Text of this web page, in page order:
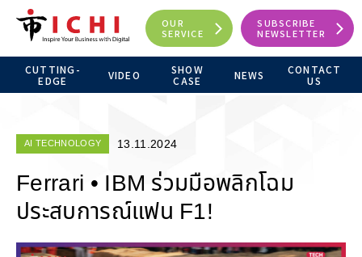
OUR
SERVICE
SUBSCRIBE
NEWSLETTER
CUTTING-
EDGE
VIDEO
SHOW
CASE
NEWS
CONTACT
US
AI TECHNOLOGY 13.11.2024
Ferrari • IBM ร่วมมือพลิกโฉม
ประสบการณ์แฟน F1!